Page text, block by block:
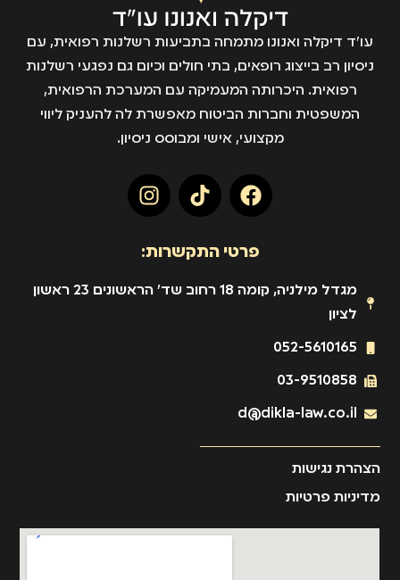
עו״ד דיקלה ואנונו מתמחה בתביעות רשלנות רפואית, עם
ניסיון רב בייצוג רופאים, בתי חולים וכיום גם נפגעי רשלנות
רפואית. היכרותה המעמיקה עם המערכת הרפואית,
המשפטית וחברות הביטוח מאפשרת לה להעניק ליווי
מקצועי, אישי ומבוסס ניסיון.
פרטי התקשרות:
מגדל מילניה, קומה 18 רחוב שד' הראשונים 23 ראשון
לציון
052-5610165
03-9510858
d@dikla-law.co.il
הצהרת נגישות
מדיניות פרטיות